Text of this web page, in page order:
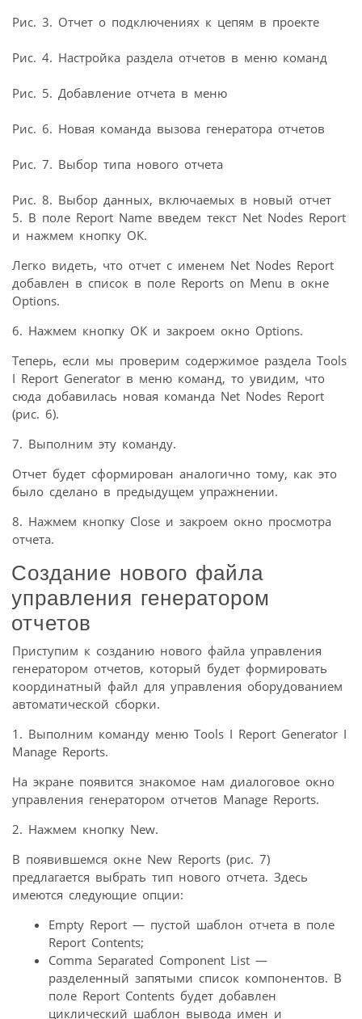
Рис. 3. Отчет о подключениях к цепям в проекте
Рис. 4. Настройка раздела отчетов в меню команд
Рис. 5. Добавление отчета в меню
Рис. 6. Новая команда вызова генератора отчетов
Рис. 7. Выбор типа нового отчета
Рис. 8. Выбор данных, включаемых в новый отчет
5. В поле Report Name введем текст Net Nodes Report
и нажмем кнопку ОК.
Легко видеть, что отчет с именем Net Nodes Report
добавлен в список в поле Reports on Menu в окне
Options.
6. Нажмем кнопку ОК и закроем окно Options.
Теперь, если мы проверим содержимое раздела Tools
I Report Generator в меню команд, то увидим, что
сюда добавилась новая команда Net Nodes Report
(рис. 6).
7. Выполним эту команду.
Отчет будет сформирован аналогично тому, как это
было сделано в предыдущем упражнении.
8. Нажмем кнопку Close и закроем окно просмотра
отчета.
Создание нового файла
управления генератором
отчетов
Приступим к созданию нового файла управления
генератором отчетов, который будет формировать
координатный файл для управления оборудованием
автоматической сборки.
1. Выполним команду меню Tools I Report Generator I
Manage Reports.
На экране появится знакомое нам диалоговое окно
управления генератором отчетов Manage Reports.
2. Нажмем кнопку New.
В появившемся окне New Reports (рис. 7)
предлагается выбрать тип нового отчета. Здесь
имеются следующие опции:
Empty Report — пустой шаблон отчета в поле
Report Contents;
Comma Separated Component List —
разделенный запятыми список компонентов. В
поле Report Contents будет добавлен
циклический шаблон вывода имен и